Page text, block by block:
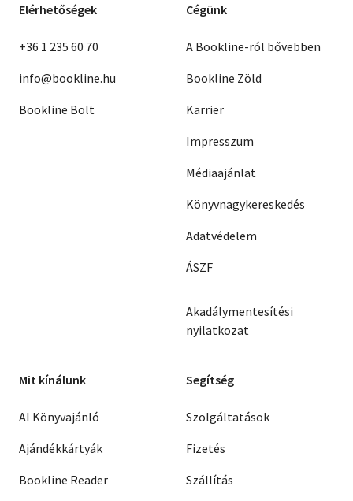
Elérhetőségek
+36 1 235 60 70
info@bookline.hu
Bookline Bolt
Cégünk
A Bookline-ról bővebben
Bookline Zöld
Karrier
Impresszum
Médiaajánlat
Könyvnagykereskedés
Adatvédelem
ÁSZF
Akadálymentesítési
nyilatkozat
Mit kínálunk
AI Könyvajánló
Ajándékkártyák
Bookline Reader
Segítség
Szolgáltatások
Fizetés
Szállítás